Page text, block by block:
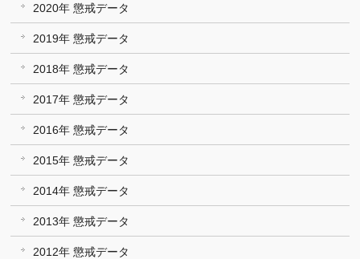
2020年 懲戒データ
2019年 懲戒データ
2018年 懲戒データ
2017年 懲戒データ
2016年 懲戒データ
2015年 懲戒データ
2014年 懲戒データ
2013年 懲戒データ
2012年 懲戒データ